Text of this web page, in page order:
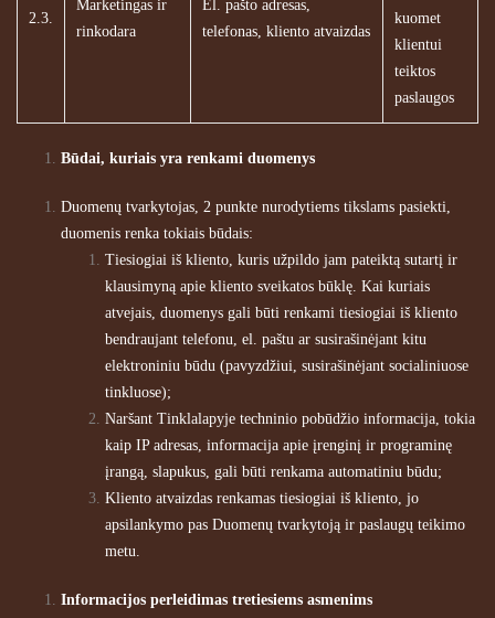
2.3.
Marketingas ir
rinkodara
El. pašto adresas,
telefonas, kliento atvaizdas
kuomet
klientui
teiktos
paslaugos
Būdai, kuriais yra renkami duomenys
Duomenų tvarkytojas, 2 punkte nurodytiems tikslams pasiekti,
duomenis renka tokiais būdais:
Tiesiogiai iš kliento, kuris užpildo jam pateiktą sutartį ir
klausimyną apie kliento sveikatos būklę. Kai kuriais
atvejais, duomenys gali būti renkami tiesiogiai iš kliento
bendraujant telefonu, el. paštu ar susirašinėjant kitu
elektroniniu būdu (pavyzdžiui, susirašinėjant socialiniuose
tinkluose);
Naršant Tinklalapyje techninio pobūdžio informacija, tokia
kaip IP adresas, informacija apie įrenginį ir programinę
įrangą, slapukus, gali būti renkama automatiniu būdu;
Kliento atvaizdas renkamas tiesiogiai iš kliento, jo
apsilankymo pas Duomenų tvarkytoją ir paslaugų teikimo
metu.
Informacijos perleidimas tretiesiems asmenims